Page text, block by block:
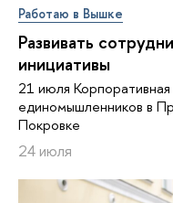
Работаю в Вышке
Развивать
инициативы
21 июля
единомышленников в
Покровке
24 июля